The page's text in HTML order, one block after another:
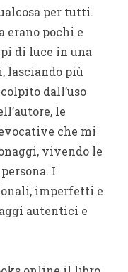
per tutti.
erano pochi e
di luce in una
lasciando più
dall’uso
le
che mi
vivendo le
I
imperfetti e
autentici e